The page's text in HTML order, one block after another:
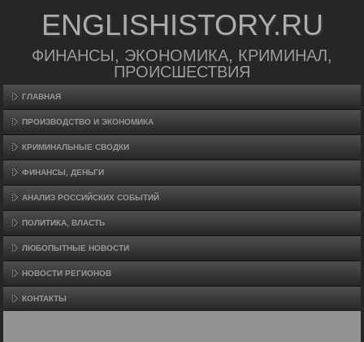
ENGLISHISTORY.RU
ФИНАНСЫ, ЭКОНОМИКА, КРИМИНАЛ,
ПРОИСШЕСТВИЯ
ГЛАВНАЯ
ПРОИЗВΟДСТВО И ЭКОНОМИКА
КРИМИНАЛЬНЫЕ СВОДКИ
ФИНАНСЫ, ДЕНЬГИ
АНАЛИЗ РОССИЙСКИХ СОБЫТИЙ
ПОЛИТИКА, ВЛАСТЬ
ЛЮБОПЫТНЫЕ НОВОСТИ
НОВОСТИ РЕГИОНОВ
КОНТАКТЫ